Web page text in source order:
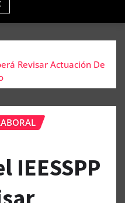
Revisar Actuación De
IEESSPP